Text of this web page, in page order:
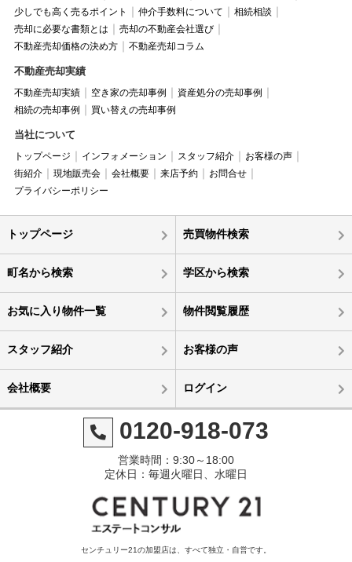
少しでも高く売るポイント
仲介手数料について
相続相談
売却に必要な書類とは
売却の不動産会社選び
不動産売却価格の決め方
不動産売却コラム
不動産売却実績
不動産売却実績 空き家の売却事例
資産処分の売却事例
相続の売却事例
買い替えの売却事例
当社について
トップページ インフォメーション スタッフ紹介
お客様の声
街紹介
現地販売会 会社概要 来店予約
お問合せ
プライバシーポリシー
トップページ 売買物件検索
町名から検索 学区から検索
お気に入り物件一覧 物件閲覧履歴
スタッフ紹介 お客様の声
会社概要 ログイン
0120-918-073
営業時間：9:30～18:00
定休日：毎週火曜日、水曜日
センチュリー21の加盟店は、すべて独立・自営です。